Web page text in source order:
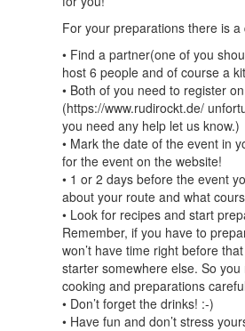
For your preparations there is a
• Find a partner(one of you
host 6 people and of course a
• Both of you need to register
(https://www.rudirockt.de/
you need any help let us know.)
• Mark the date of the event in
for the event on the website!
• 1 or 2 days before the event
about your route and what
• Look for recipes and start
Remember, if you have to
won’t have time right before
starter somewhere else. So
cooking and preparations
• Don’t forget the drinks! :-)
• Have fun and don’t stress